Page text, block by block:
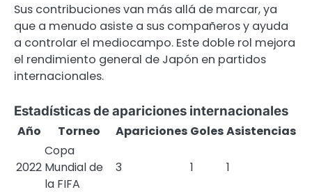
Sus contribuciones van más allá de marcar, ya
que a menudo asiste a sus compañeros y ayuda
a controlar el mediocampo. Este doble rol mejora
el rendimiento general de Japón en partidos
internacionales.
Estadísticas de apariciones internacionales
Año
Torneo Apariciones GolesAsistencias
2022
Copa
Mundial de
la FIFA
3 1 1